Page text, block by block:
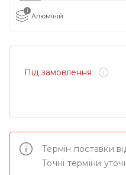
i
Алюміній
Під замовлення
Термін поставки
Точні терміни